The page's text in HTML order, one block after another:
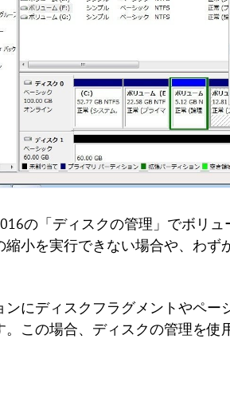
の「ディスクの管理」でボリ
小を実行できない場合や、わ
ンにディスクフラグメントやペ
この場合、ディスクの管理を使